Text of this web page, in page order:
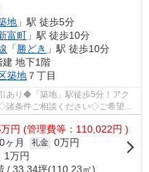
地 」駅 徒歩5分
富町 」駅 徒歩10分
「 勝どき 」駅 徒歩10分
建 地下1階
築地 ７丁目
あり◆「築地」駅徒歩5分！アク
諸条件ご相談ください◇ご希望に
お...
万円 (管理費等：110,022円 )
ヶ月 礼金 0万円
1万円
/ 33.34坪(110.23㎡)